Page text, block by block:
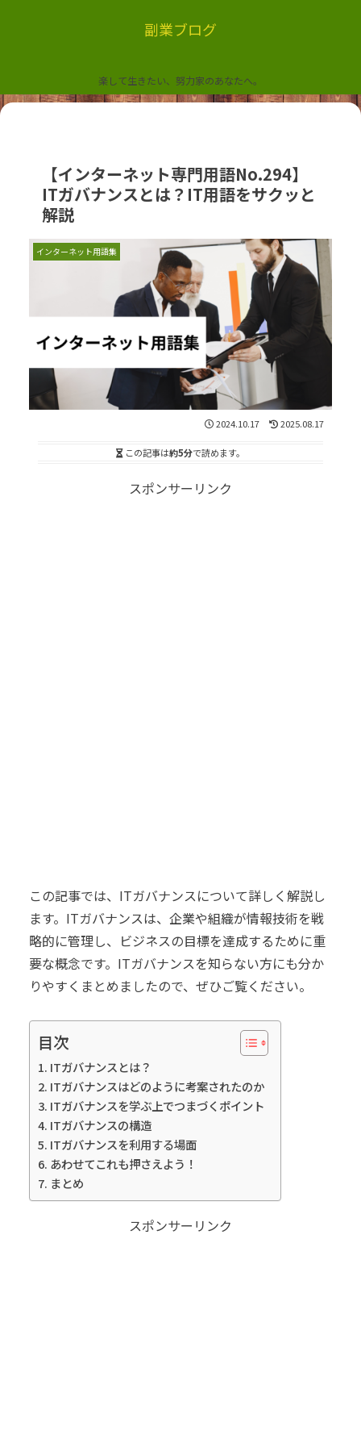
副業ブログ
楽して生きたい、努力家のあなたへ。
【インターネット専門用語No.294】
ITガバナンスとは？IT用語をサクッと
解説
インターネット用語集
2024.10.17 2025.08.17
この記事は約5分で読めます。
スポンサーリンク
この記事では、ITガバナンスについて詳しく解説し
ます。ITガバナンスは、企業や組織が情報技術を戦
略的に管理し、ビジネスの目標を達成するために重
要な概念です。ITガバナンスを知らない方にも分か
りやすくまとめましたので、ぜひご覧ください。
目次
ITガバナンスとは？
ITガバナンスはどのように考案されたのか
ITガバナンスを学ぶ上でつまづくポイント
ITガバナンスの構造
ITガバナンスを利用する場面
あわせてこれも押さえよう！
まとめ
スポンサーリンク